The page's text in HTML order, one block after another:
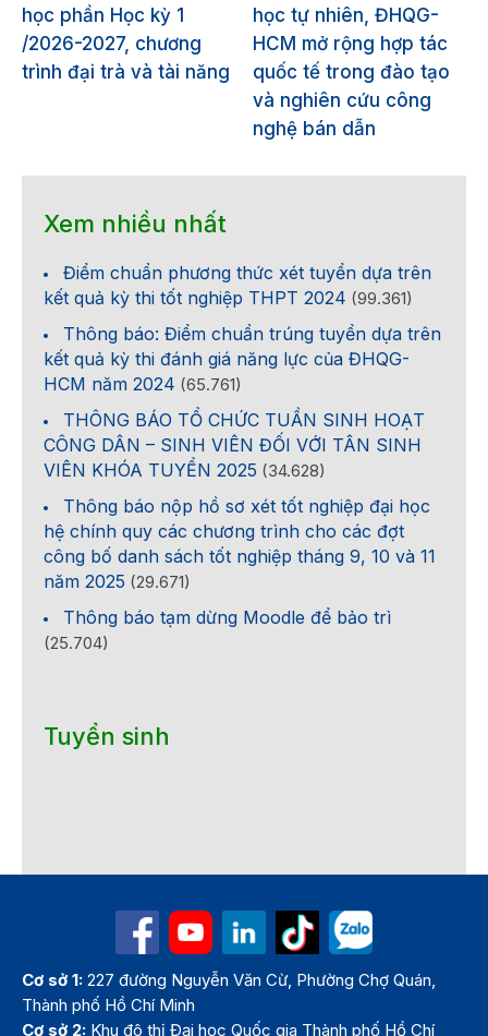
học phần Học kỳ 1
/2026-2027, chương
trình đại trà và tài năng
học tự nhiên, ĐHQG-
HCM mở rộng hợp tác
quốc tế trong đào tạo
và nghiên cứu công
nghệ bán dẫn
Xem nhiều nhất
Điểm chuẩn phương thức xét tuyển dựa trên
kết quả kỳ thi tốt nghiệp THPT 2024 (99.361)
Thông báo: Điểm chuẩn trúng tuyển dựa trên
kết quả kỳ thi đánh giá năng lực của ĐHQG-
HCM năm 2024 (65.761)
THÔNG BÁO TỔ CHỨC TUẦN SINH HOẠT
CÔNG DÂN – SINH VIÊN ĐỐI VỚI TÂN SINH
VIÊN KHÓA TUYỂN 2025 (34.628)
Thông báo nộp hồ sơ xét tốt nghiệp đại học
hệ chính quy các chương trình cho các đợt
công bố danh sách tốt nghiệp tháng 9, 10 và 11
năm 2025 (29.671)
Thông báo tạm dừng Moodle để bảo trì
(25.704)
Tuyển sinh
Cơ sở 1: 227 đường Nguyễn Văn Cừ, Phường Chợ Quán,
Thành phố Hồ Chí Minh
Cơ sở 2: Khu đô thị Đại học Quốc gia Thành phố Hồ Chí